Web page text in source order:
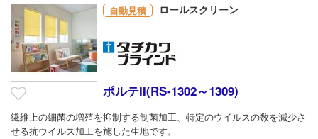
自動見積 ロールスクリーン
ポルテII(RS-1302～1309)
繊維上の細菌の増殖を抑制する制菌加工、特定のウイルスの数を減少さ
せる抗ウイルス加工を施した生地です。